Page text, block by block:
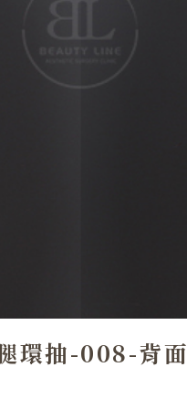
環抽-008-背面